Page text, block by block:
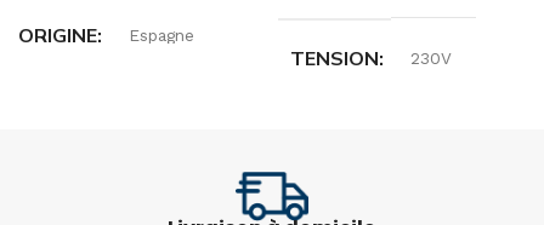
ORIGINE Espagne
TENSION 230V
16A